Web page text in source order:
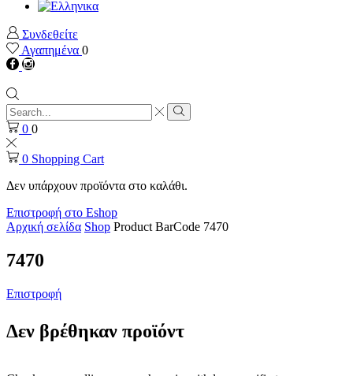
Συνδεθείτε
Αγαπημένα 0
Facebook
instagram
Search
input
Search
0 0
0 Shopping Cart
Δεν υπάρχουν προϊόντα στο καλάθι.
Επιστροφή στο Eshop
Αρχική σελίδα Shop Product BarCode 7470
7470
Επιστροφή
Δεν βρέθηκαν προϊόντ